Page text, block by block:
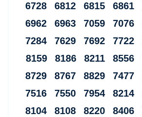
6728 6812 6815 6861
6962 6963 7059 7076
7284 7629 7692 7722
8159 8186 8211 8556
8729 8767 8829 7477
7516 7550 7954 8214
8104 8108 8220 8406